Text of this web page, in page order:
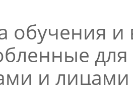
обучения
и